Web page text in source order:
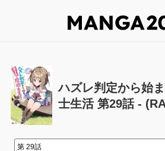
ハズレ判定から始
士生活 第29話 -